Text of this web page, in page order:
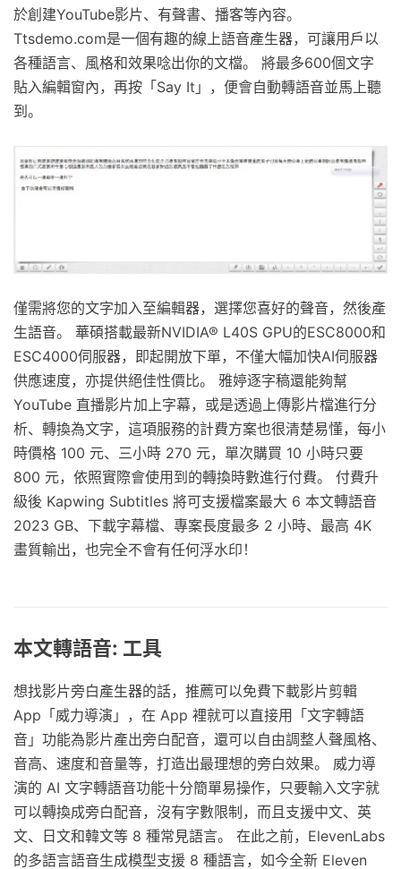
於創建YouTube影片、有聲書、播客等內容。
Ttsdemo.com是一個有趣的線上語音產生器，可讓用戶以
各種語言、風格和效果唸出你的文檔。 將最多600個文字
貼入編輯窗內，再按「Say It」，便會自動轉語音並馬上聽
到。
僅需將您的文字加入至編輯器，選擇您喜好的聲音，然後產
生語音。 華碩搭載最新NVIDIA® L40S GPU的ESC8000和
ESC4000伺服器，即起開放下單，不僅大幅加快AI伺服器
供應速度，亦提供絕佳性價比。 雅婷逐字稿還能夠幫
YouTube 直播影片加上字幕，或是透過上傳影片檔進行分
析、轉換為文字，這項服務的計費方案也很清楚易懂，每小
時價格 100 元、三小時 270 元，單次購買 10 小時只要
800 元，依照實際會使用到的轉換時數進行付費。 付費升
級後 Kapwing Subtitles 將可支援檔案最大 6 本文轉語音
2023 GB、下載字幕檔、專案長度最多 2 小時、最高 4K
畫質輸出，也完全不會有任何浮水印！
本文轉語音: 工具
想找影片旁白產生器的話，推薦可以免費下載影片剪輯
App「威力導演」，在 App 裡就可以直接用「文字轉語
音」功能為影片產出旁白配音，還可以自由調整人聲風格、
音高、速度和音量等，打造出最理想的旁白效果。 威力導
演的 AI 文字轉語音功能十分簡單易操作，只要輸入文字就
可以轉換成旁白配音，沒有字數限制，而且支援中文、英
文、日文和韓文等 8 種常見語言。 在此之前，ElevenLabs
的多語言語音生成模型支援 8 種語言，如今全新 Eleven